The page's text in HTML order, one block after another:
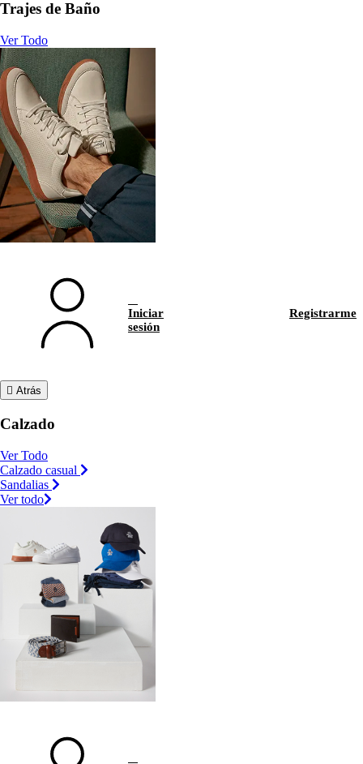
Trajes de Baño
Ver Todo
Iniciar
sesión
Registrarme
Atrás
Calzado
Ver Todo
Calzado casual
Sandalias
Ver todo